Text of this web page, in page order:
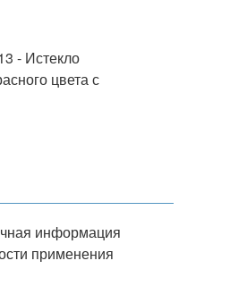
- Истекло
цвета с
информация
применения